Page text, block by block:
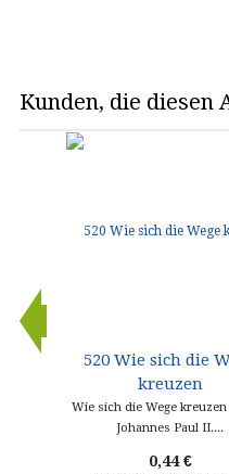
Kunden, die diesen
520 Wie sich die
kreuzen
Wie sich die Wege kreuzen
Johannes Paul II....
0,44 €